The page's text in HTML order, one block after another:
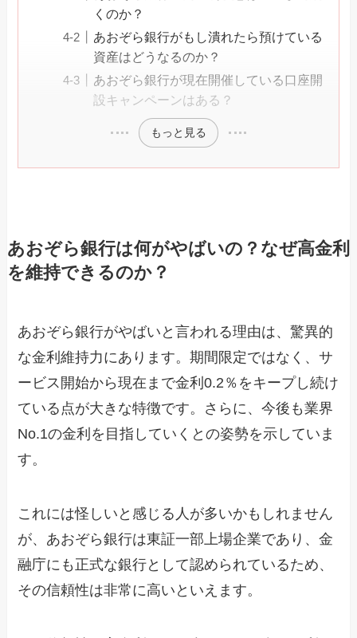
くのか？
あおぞら銀行がもし潰れたら預けている
資産はどうなるのか？
あおぞら銀行が現在開催している口座開
設キャンペーンはある？
もっと見る
あおぞら銀行は何がやばいの？なぜ高金利
を維持できるのか？
あおぞら銀行がやばいと言われる理由は、驚異的
な金利維持力にあります。期間限定ではなく、サ
ービス開始から現在まで金利0.2％をキープし続け
ている点が大きな特徴です。さらに、今後も業界
No.1の金利を目指していくとの姿勢を示していま
す。
これには怪しいと感じる人が多いかもしれません
が、あおぞら銀行は東証一部上場企業であり、金
融庁にも正式な銀行として認められているため、
その信頼性は非常に高いといえます。